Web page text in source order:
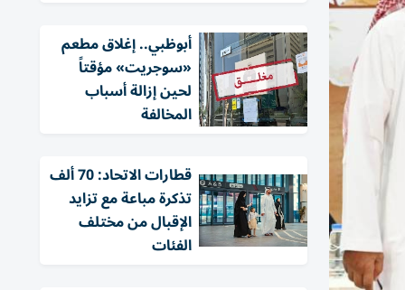
أبوظبي.. إغلاق مطعم
«سوجريت» مؤقتاً
لحين إزالة أسباب
المخالفة
قطارات الاتحاد: 70 ألف
تذكرة مباعة مع تزايد
الإقبال من مختلف
الفئات